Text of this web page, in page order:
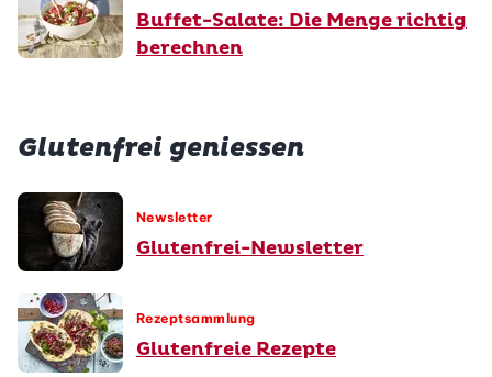
Buffet-Salate: Die Menge richtig
berechnen
Glutenfrei geniessen
Newsletter
Glutenfrei-Newsletter
Rezeptsammlung
Glutenfreie Rezepte